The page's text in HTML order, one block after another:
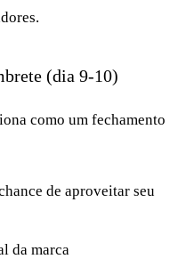
(dia 9-10)
como um fechamento
de aproveitar seu
da marca